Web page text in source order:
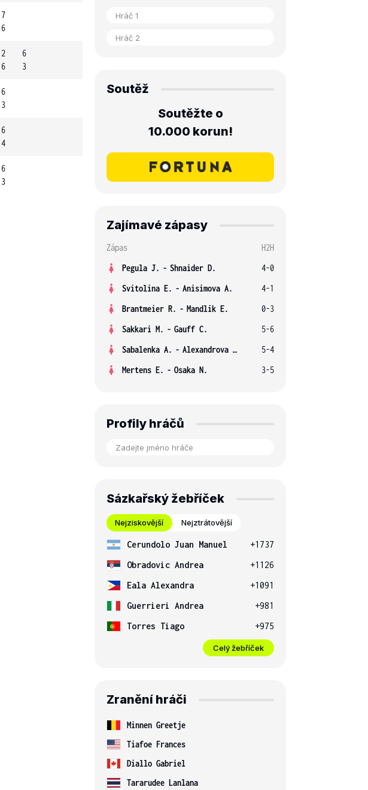
7
6
2
6
6
3
6
3
6
4
6
3
Soutěž
Soutěžte o
10.000 korun!
Zajímavé zápasy
Zápas
H2H
Pegula J. - Shnaider D.
4-0
Svitolina E. - Anisimova A.
4-1
Brantmeier R. - Mandlik E.
0-3
Sakkari M. - Gauff C.
5-6
Sabalenka A. - Alexandrova E.
5-4
Mertens E. - Osaka N. 3-5
Profily hráčů
Sázkařský žebříček
Nejziskovější Nejztrátovější
Cerundolo Juan Manuel
+1737
Obradovic Andrea
+1126
Eala Alexandra
+1091
Guerrieri Andrea
+981
Torres Tiago
+975
Celý žebříček
Zranění hráči
Minnen Greetje
Tiafoe Frances
Diallo Gabriel
Tararudee Lanlana